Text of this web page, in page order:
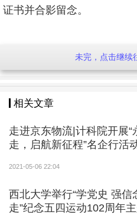
证书并合影留念。
二等奖颁奖
三等奖颁奖
优秀组织奖颁奖
未完，点击继续
相关文章
走进京东物流|计科院开展“
走，启航新征程”名企行活
2021-05-06 22:04
西北大学举行“学党史 强信
走”纪念五四运动102周年